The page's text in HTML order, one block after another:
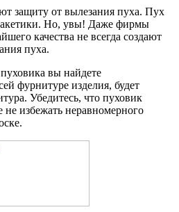
защиту от вылезания пуха. Пух
Но, увы! Даже фирмы
качества не всегда создают
пуха.
вы найдете
фурнитуре изделия, будет
Убедитесь, что пуховик
не избежать неравномерного